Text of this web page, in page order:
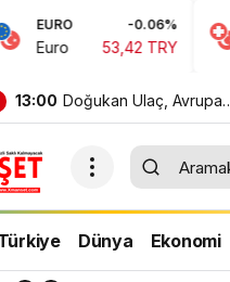
EURO -0.06%
Euro 53,42 TRY
13:00 Doğukan Ulaç, Avrupa
Şampiyonası’nda
Takımı ile mücadele etti
Dünya Ekonomi